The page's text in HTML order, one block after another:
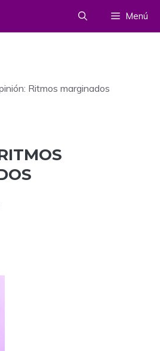
Menú
Ritmos marginados